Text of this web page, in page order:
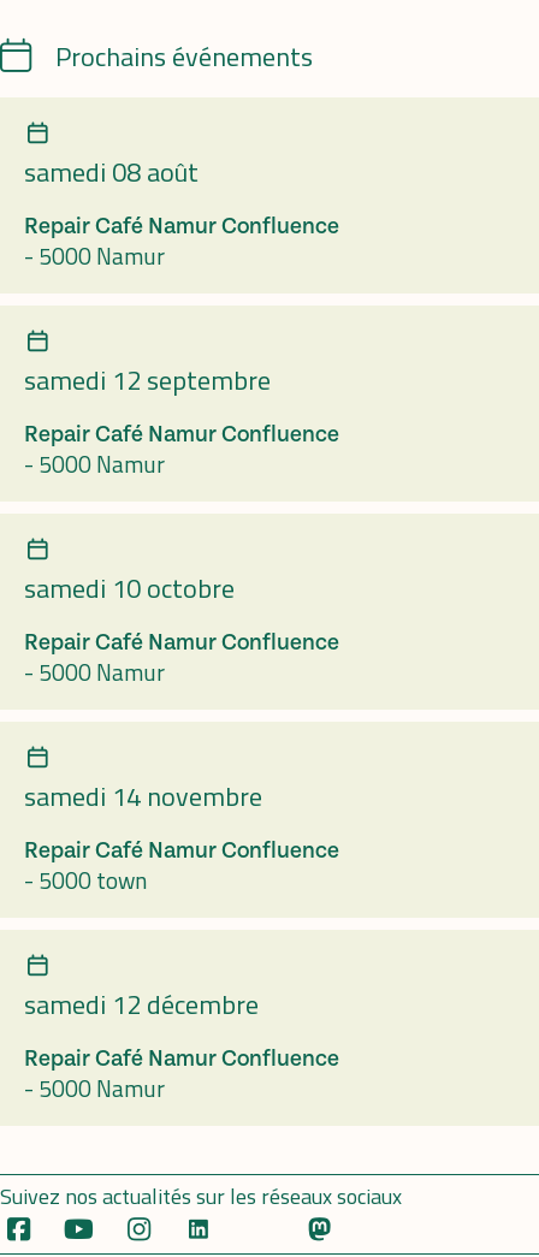
CalendrierProchains événements
samedi 08 août
Repair Café Namur Confluence
- 5000 Namur
samedi 12 septembre
Repair Café Namur Confluence
- 5000 Namur
samedi 10 octobre
Repair Café Namur Confluence
- 5000 Namur
samedi 14 novembre
Repair Café Namur Confluence
- 5000 town
samedi 12 décembre
Repair Café Namur Confluence
- 5000 Namur
Suivez nos actualités sur les réseaux sociaux